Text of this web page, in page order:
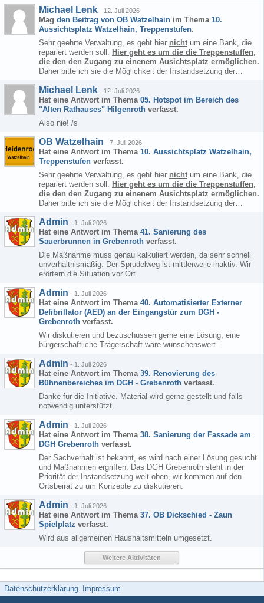
Michael Lenk - 12. Juli 2026
Mag den Beitrag von OB Watzelhain im Thema 10.
Aussichtsplatz Watzelhain, Treppenstufen.
Sehr geehrte Verwaltung, es geht hier nicht um eine Bank, die
repariert werden soll. Hier geht es um die die Treppenstuffen,
die den den Zugang zu einenem Ausichtsplatz ermöglichen.
Daher bitte ich sie die Möglichkeit der Instandsetzung der…
Michael Lenk - 12. Juli 2026
Hat eine Antwort im Thema 05. Hotspot im Bereich des
"Alten Rathauses" Hilgenroth verfasst.
Also nie! /s
OB Watzelhain - 7. Juli 2026
Hat eine Antwort im Thema 10. Aussichtsplatz Watzelhain,
Treppenstufen verfasst.
Sehr geehrte Verwaltung, es geht hier nicht um eine Bank, die
repariert werden soll. Hier geht es um die die Treppenstuffen,
die den den Zugang zu einenem Ausichtsplatz ermöglichen.
Daher bitte ich sie die Möglichkeit der Instandsetzung der…
Admin - 1. Juli 2026
Hat eine Antwort im Thema 41. Sanierung des
Sauerbrunnen in Grebenroth verfasst.
Die Maßnahme muss genau kalkuliert werden, da sehr schnell
unverhältnismäßig. Der Sprudelweg ist mittlerweile inaktiv. Wir
erörtern die Situation vor Ort.
Admin - 1. Juli 2026
Hat eine Antwort im Thema 40. Automatisierter Externer
Defibrillator (AED) an der Eingangstür zum DGH -
Grebenroth verfasst.
Wir diskutieren und bezuschussen gerne eine Lösung, eine
bürgerschaftliche Trägerschaft wäre wünschenswert.
Admin - 1. Juli 2026
Hat eine Antwort im Thema 39. Renovierung des
Bühnenbereiches im DGH - Grebenroth verfasst.
Danke für die Initiative. Material wird gerne gestellt und falls
notwendig unterstützt.
Admin - 1. Juli 2026
Hat eine Antwort im Thema 38. Sanierung der Fassade am
DGH Grebenroth verfasst.
Der Sachverhalt ist bekannt, es wird nach einer Lösung gesucht
und Maßnahmen ergriffen. Das DGH Grebenroth steht in der
Priorität der Instandsetzung weit oben, wir kommen auf den
Ortsbeirat zu um Konzepte zu diskutieren.
Admin - 1. Juli 2026
Hat eine Antwort im Thema 37. OB Dickschied - Zaun
Spielplatz verfasst.
Wird aus allgemeinen Haushaltsmitteln umgesetzt.
Weitere Aktivitäten
Datenschutzerklärung Impressum